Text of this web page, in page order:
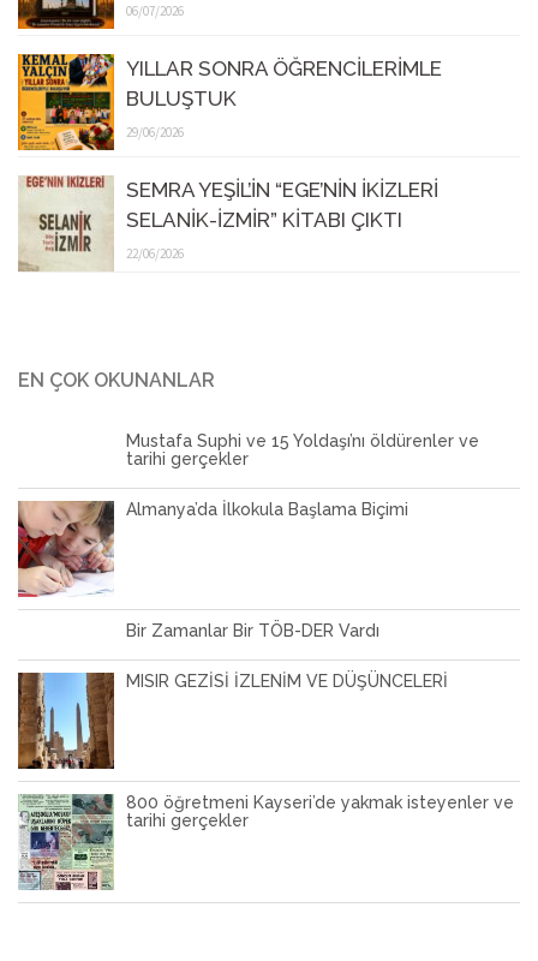
06/07/2026
YILLAR SONRA ÖĞRENCİLERİMLE
BULUŞTUK
29/06/2026
SEMRA YEŞİL’İN “EGE’NİN İKİZLERİ
SELANİK-İZMİR” KİTABI ÇIKTI
22/06/2026
EN ÇOK OKUNANLAR
Mustafa Suphi ve 15 Yoldaşı’nı öldürenler ve
tarihi gerçekler
Almanya’da İlkokula Başlama Biçimi
Bir Zamanlar Bir TÖB-DER Vardı
MISIR GEZİSİ İZLENİM VE DÜŞÜNCELERİ
800 öğretmeni Kayseri’de yakmak isteyenler ve
tarihi gerçekler